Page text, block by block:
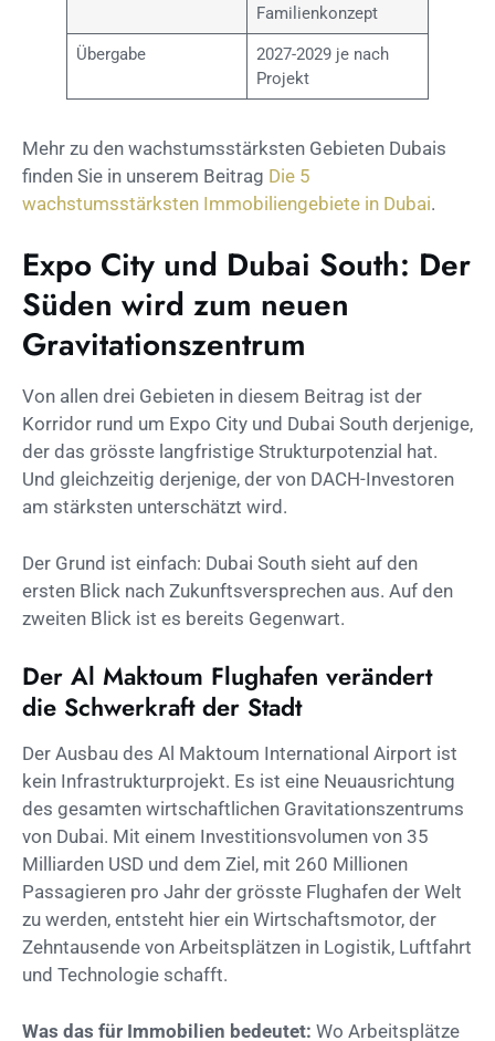
Familienkonzept
Übergabe
2027-2029 je nach
Projekt
Mehr zu den wachstumsstärksten Gebieten Dubais
finden Sie in unserem Beitrag Die 5
wachstumsstärksten Immobiliengebiete in Dubai.
Expo City und Dubai South: Der
Süden wird zum neuen
Gravitationszentrum
Von allen drei Gebieten in diesem Beitrag ist der
Korridor rund um Expo City und Dubai South derjenige,
der das grösste langfristige Strukturpotenzial hat.
Und gleichzeitig derjenige, der von DACH-Investoren
am stärksten unterschätzt wird.
Der Grund ist einfach: Dubai South sieht auf den
ersten Blick nach Zukunftsversprechen aus. Auf den
zweiten Blick ist es bereits Gegenwart.
Der Al Maktoum Flughafen verändert
die Schwerkraft der Stadt
Der Ausbau des Al Maktoum International Airport ist
kein Infrastrukturprojekt. Es ist eine Neuausrichtung
des gesamten wirtschaftlichen Gravitationszentrums
von Dubai. Mit einem Investitionsvolumen von 35
Milliarden USD und dem Ziel, mit 260 Millionen
Passagieren pro Jahr der grösste Flughafen der Welt
zu werden, entsteht hier ein Wirtschaftsmotor, der
Zehntausende von Arbeitsplätzen in Logistik, Luftfahrt
und Technologie schafft.
Was das für Immobilien bedeutet: Wo Arbeitsplätze